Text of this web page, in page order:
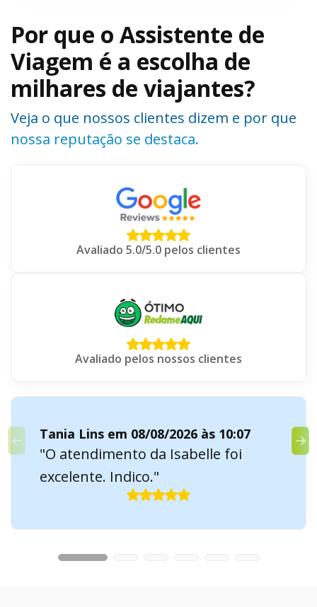
Por que o Assistente de
Viagem é a escolha de
milhares de viajantes?
Veja o que nossos clientes dizem e por que
nossa reputação se destaca.
Avaliado 5.0/5.0 pelos clientes
Avaliado pelos nossos clientes
Tania Lins em 08/08/2026 às 10:07
"O atendimento da Isabelle foi
excelente. Indico."